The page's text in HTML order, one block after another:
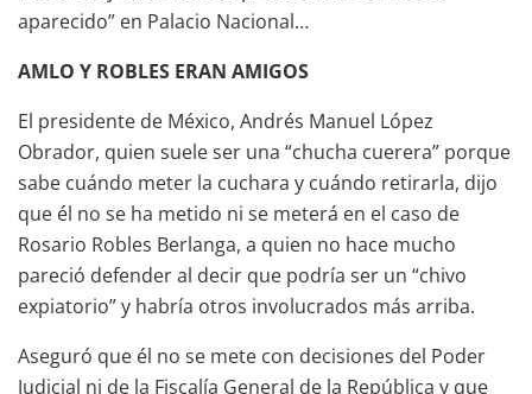
aparecido” en Palacio Nacional…
AMLO Y ROBLES ERAN AMIGOS
El presidente de México, Andrés Manuel López
Obrador, quien suele ser una “chucha cuerera” porque
sabe cuándo meter la cuchara y cuándo retirarla, dijo
que él no se ha metido ni se meterá en el caso de
Rosario Robles Berlanga, a quien no hace mucho
pareció defender al decir que podría ser un “chivo
expiatorio” y habría otros involucrados más arriba.
Aseguró que él no se mete con decisiones del Poder
Judicial ni de la Fiscalía General de la República y que